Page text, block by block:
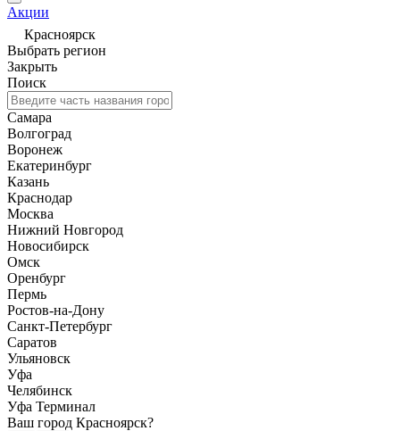
Акции
Красноярск
Выбрать регион
Закрыть
Поиск
Самара
Волгоград
Воронеж
Екатеринбург
Казань
Краснодар
Москва
Нижний Новгород
Новосибирск
Омск
Оренбург
Пермь
Ростов-на-Дону
Санкт-Петербург
Саратов
Ульяновск
Уфа
Челябинск
Уфа Терминал
Ваш город Красноярск?